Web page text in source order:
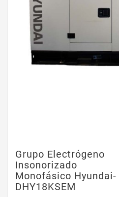
Grupo Electrógeno
Insonorizado
Monofásico Hyundai-
DHY18KSEM